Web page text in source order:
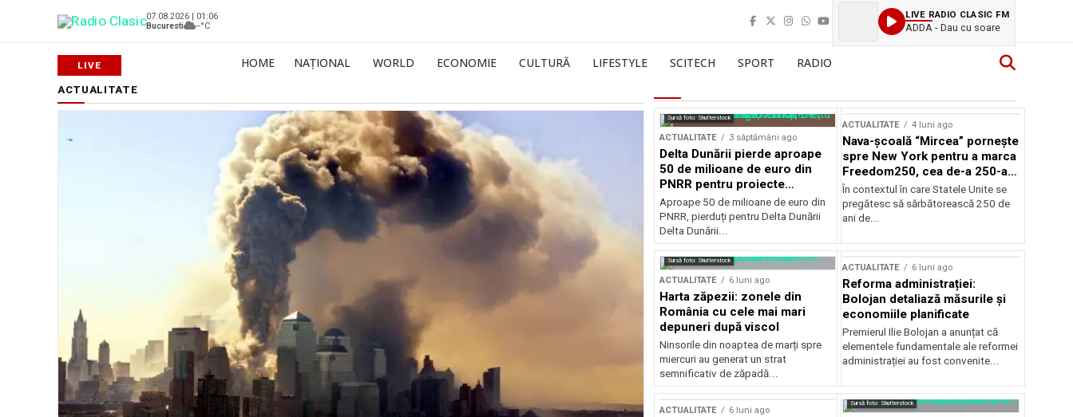
07.08.2026 | 01:06
Bucuresti
--°C
LIVE RADIO CLASIC FM
ADDA - Dau cu soare
HOME NAȚIONAL WORLD ECONOMIE CULTURĂ LIFESTYLE SCITECH SPORT RADIO
ACTUALITATE
Sursă foto: Shutterstock
ACTUALITATE 3 săptămâni ago
Delta Dunării pierde aproape
50 de milioane de euro din
PNRR pentru proiecte
esențiale
Aproape 50 de milioane de euro din
PNRR, pierduți pentru Delta Dunării
Delta Dunării...
ACTUALITATE 4 luni ago
Nava-școală “Mircea” pornește
spre New York pentru a marca
Freedom250, cea de-a 250-a
aniversare a Statelor Unite
În contextul în care Statele Unite se
pregătesc să sărbătorească 250 de
ani de...
Sursă foto: Shutterstock
ACTUALITATE 6 luni ago
Harta zăpezii: zonele din
România cu cele mai mari
depuneri după viscol
Ninsorile din noaptea de marți spre
miercuri au generat un strat
semnificativ de zăpadă...
ACTUALITATE 6 luni ago
Reforma administrației:
Bolojan detaliază măsurile și
economiile planificate
Premierul Ilie Bolojan a anunțat că
elementele fundamentale ale reformei
administrației au fost convenite...
ACTUALITATE 6 luni ago
Sursă foto: Shutterstock